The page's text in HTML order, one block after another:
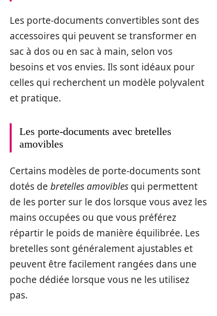
Les porte-documents convertibles sont des
accessoires qui peuvent se transformer en
sac à dos ou en sac à main, selon vos
besoins et vos envies. Ils sont idéaux pour
celles qui recherchent un modèle polyvalent
et pratique.
Les porte-documents avec bretelles
amovibles
Certains modèles de porte-documents sont
dotés de bretelles amovibles qui permettent
de les porter sur le dos lorsque vous avez les
mains occupées ou que vous préférez
répartir le poids de manière équilibrée. Les
bretelles sont généralement ajustables et
peuvent être facilement rangées dans une
poche dédiée lorsque vous ne les utilisez
pas.